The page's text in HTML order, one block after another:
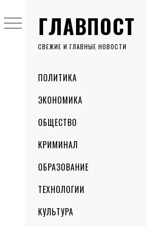
ГЛАВПОСТ
СВЕЖИЕ И ГЛАВНЫЕ НОВОСТИ
MenuПОЛИТИКА
ЭКОНОМИКА
ОБЩЕСТВО
КРИМИНАЛ
ОБРАЗОВАНИЕ
ТЕХНОЛОГИИ
КУЛЬТУРА
to
content